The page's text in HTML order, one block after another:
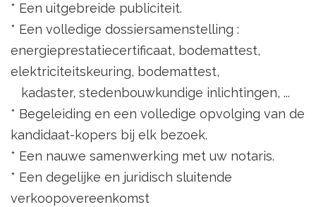
* Een uitgebreide publiciteit.
* Een volledige dossiersamenstelling :
energieprestatiecertificaat, bodemattest,
elektriciteitskeuring, bodemattest,
kadaster, stedenbouwkundige inlichtingen, ...
* Begeleiding en een volledige opvolging van de
kandidaat-kopers bij elk bezoek.
* Een nauwe samenwerking met uw notaris.
* Een degelijke en juridisch sluitende
verkoopovereenkomst